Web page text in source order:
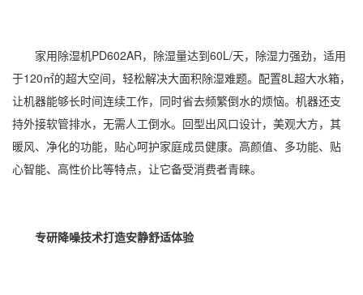
家用除湿机PD602AR，除湿量达到60L/天，除湿力强劲，适用
于120㎡的超大空间，轻松解决大面积除湿难题。配置8L超大水箱，
让机器能够长时间连续工作，同时省去频繁倒水的烦恼。机器还支
持外接软管排水，无需人工倒水。回型出风口设计，美观大方，其
暖风、净化的功能，贴心呵护家庭成员健康。高颜值、多功能、贴
心智能、高性价比等特点，让它备受消费者青睐。
专研降噪技术打造安静舒适体验